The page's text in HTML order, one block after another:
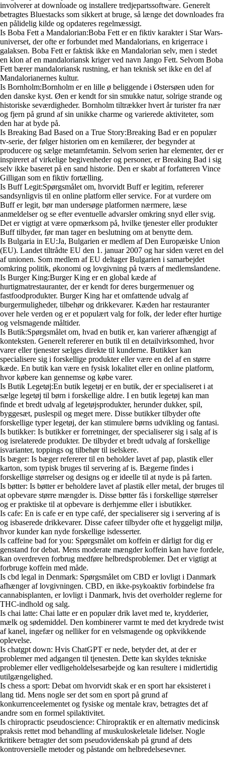
involverer at downloade og installere tredjepartssoftware. Generelt
betragtes Bluestacks som sikkert at bruge, så længe det downloades fra
en pålidelig kilde og opdateres regelmæssigt.
Is Boba Fett a Mandalorian:Boba Fett er en fiktiv karakter i Star Wars-
universet, der ofte er forbundet med Mandalorians, en krigerrace i
galaksen. Boba Fett er faktisk ikke en Mandalorian selv, men i stedet
en klon af en mandaloriansk kriger ved navn Jango Fett. Selvom Boba
Fett bærer mandaloriansk rustning, er han teknisk set ikke en del af
Mandalorianernes kultur.
Is Bornholm:Bornholm er en lille ø beliggende i Østersøen uden for
den danske kyst. Øen er kendt for sin smukke natur, solrige strande og
historiske seværdigheder. Bornholm tiltrækker hvert år turister fra nær
og fjern på grund af sin unikke charme og varierede aktiviteter, som
den har at byde på.
Is Breaking Bad Based on a True Story:Breaking Bad er en populær
tv-serie, der følger historien om en kemilærer, der begynder at
producere og sælge metamfetamin. Selvom serien har elementer, der er
inspireret af virkelige begivenheder og personer, er Breaking Bad i sig
selv ikke baseret på en sand historie. Den er skabt af forfatteren Vince
Gilligan som en fiktiv fortælling.
Is Buff Legit:Spørgsmålet om, hvorvidt Buff er legitim, refererer
sandsynligvis til en online platform eller service. For at vurdere om
Buff er legit, bør man undersøge platformen nærmere, læse
anmeldelser og se efter eventuelle advarsler omkring snyd eller svig.
Det er vigtigt at være opmærksom på, hvilke tjenester eller produkter
Buff tilbyder, før man tager en beslutning om at benytte dem.
Is Bulgaria in EU:Ja, Bulgarien er medlem af Den Europæiske Union
(EU). Landet tiltrådte EU den 1. januar 2007 og har siden været en del
af unionen. Som medlem af EU deltager Bulgarien i samarbejdet
omkring politik, økonomi og lovgivning på tværs af medlemslandene.
Is Burger King:Burger King er en global kæde af
hurtigmatrestauranter, der er kendt for deres burgermenuer og
fastfoodprodukter. Burger King har et omfattende udvalg af
burgermuligheder, tilbehør og drikkevarer. Kæden har restauranter
over hele verden og er et populært valg for folk, der leder efter hurtige
og velsmagende måltider.
Is Butik:Spørgsmålet om, hvad en butik er, kan varierer afhængigt af
konteksten. Generelt refererer en butik til en detailvirksomhed, hvor
varer eller tjenester sælges direkte til kunderne. Butikker kan
specialisere sig i forskellige produkter eller være en del af en større
kæde. En butik kan være en fysisk lokalitet eller en online platform,
hvor købere kan gennemse og købe varer.
Is Butik Legetøj:En butik legetøj er en butik, der er specialiseret i at
sælge legetøj til børn i forskellige aldre. I en butik legetøj kan man
finde et bredt udvalg af legetøjsprodukter, herunder dukker, spil,
byggesæt, puslespil og meget mere. Disse butikker tilbyder ofte
forskellige typer legetøj, der kan stimulere børns udvikling og fantasi.
Is butikker: Is butikker er forretninger, der specialiserer sig i salg af is
og isrelaterede produkter. De tilbyder et bredt udvalg af forskellige
isvarianter, toppings og tilbehør til iselskere.
Is bæger: Is bæger refererer til en beholder lavet af pap, plastik eller
karton, som typisk bruges til servering af is. Bægerne findes i
forskellige størrelser og designs og er ideelle til at nyde is på farten.
Is bøtter: Is bøtter er beholdere lavet af plastik eller metal, der bruges til
at opbevare større mængder is. Disse bøtter fås i forskellige størrelser
og er praktiske til at opbevare is derhjemme eller i isbutikker.
Is cafe: En is cafe er en type café, der specialiserer sig i servering af is
og isbaserede drikkevarer. Disse cafeer tilbyder ofte et hyggeligt miljø,
hvor kunder kan nyde forskellige isdesserter.
Is caffeine bad for you: Spørgsmålet om koffein er dårligt for dig er
genstand for debat. Mens moderate mængder koffein kan have fordele,
kan overdreven forbrug medføre helbredsproblemer. Det er vigtigt at
forbruge koffein med måde.
Is cbd legal in Denmark: Spørgsmålet om CBD er lovligt i Danmark
afhænger af lovgivningen. CBD, en ikke-psykoaktiv forbindelse fra
cannabisplanten, er lovligt i Danmark, hvis det overholder reglerne for
THC-indhold og salg.
Is chai latte: Chai latte er en populær drik lavet med te, krydderier,
mælk og sødemiddel. Den kombinerer varmt te med det krydrede twist
af kanel, ingefær og nelliker for en velsmagende og opkvikkende
oplevelse.
Is chatgpt down: Hvis ChatGPT er nede, betyder det, at der er
problemer med adgangen til tjenesten. Dette kan skyldes tekniske
problemer eller vedligeholdelsesarbejde og kan resultere i midlertidig
utilgængelighed.
Is chess a sport: Debat om hvorvidt skak er en sport har eksisteret i
lang tid. Mens nogle ser det som en sport på grund af
konkurrenceelementet og fysiske og mentale krav, betragtes det af
andre som en formel spilaktivitet.
Is chiropractic pseudoscience: Chiropraktik er en alternativ medicinsk
praksis rettet mod behandling af muskuloskeletale lidelser. Nogle
kritikere betragter det som pseudovidenskab på grund af dets
kontroversielle metoder og påstande om helbredelsesevner.